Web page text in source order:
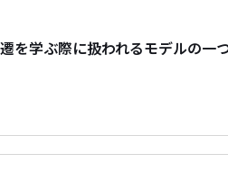
を学ぶ際に扱われるモデルの一